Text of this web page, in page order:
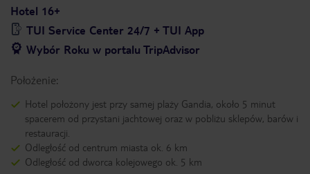
Hotel 16+
TUI Service Center 24/7 + TUI App
Wybór Roku w portalu TripAdvisor
Położenie:
Hotel położony jest przy samej plaży Gandia, około 5 minut
spacerem od przystani jachtowej oraz w pobliżu sklepów, barów i
restauracji.
Odległość od centrum miasta ok. 6 km
Odległość od dworca kolejowego ok. 5 km